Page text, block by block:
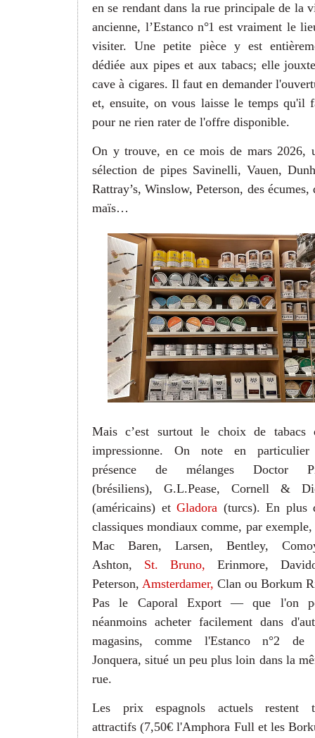
en se rendant dans la rue principale de la
ancienne, l’Estancon°1 est vraiment le
visiter. Une petite pièce y est
dédiée aux pipes et aux tabacs; elle
cave à cigares. Il faut en demander
et, ensuite, on vous laisse le temps qu'il
pour ne rien rater de l'offre disponible.
On y trouve, en ce mois de mars 2026,
sélection de pipes Savinelli, Vauen,
Rattray’s, Winslow, Peterson, des écumes,
maïs…
Mais c’est surtout le choix de tabacs
impressionne. On note en
présence de mélanges Doctor
(brésiliens), G.L.Pease, Cornell &
(américains) et Gladora (turcs). En plus
classiques mondiaux comme, par exemple,
Mac Baren, Larsen, Bentley,
Ashton, St. Bruno, Erinmore,
Peterson, Amsterdamer, Clan ou Borkum
Pas le Caporal Export—que l'on
néanmoins acheter facilement dans
magasins, comme l'Estanco n°2 de
Jonquera, situé un peu plus loin dans la
rue.
Les prix espagnols actuels restent
attractifs (7,50€ l'Amphora Full et les